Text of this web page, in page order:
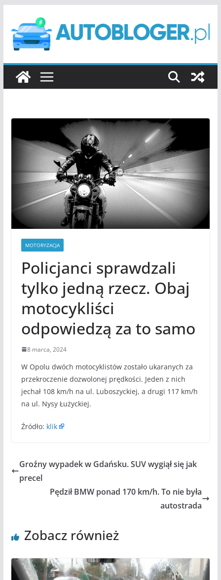
treści
MOTORYZACJA
Policjanci sprawdzali
tylko jedną rzecz. Obaj
motocykliści
odpowiedzą za to samo
8 marca, 2024
W Opolu dwóch motocyklistów zostało ukaranych za
przekroczenie dozwolonej prędkości. Jeden z nich
jechał 108 km/h na ul. Luboszyckiej, a drugi 117 km/h
na ul. Nysy Łużyckiej.
Źródło: klik
Groźny wypadek w Gdańsku. SUV wygiął się jak
precel
Pędził BMW ponad 170 km/h. To nie była
autostrada
Zobacz również